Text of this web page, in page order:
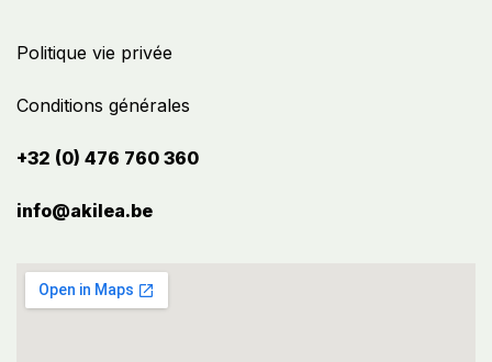
Politique vie privée
Conditions générales
+32 (0) 476 760 360
info@akilea.be​